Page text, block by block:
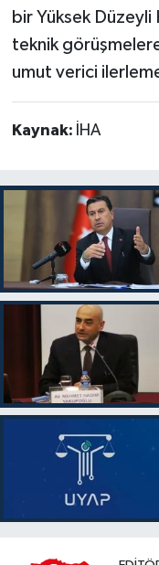
bir Yüksek Düzeyli
teknik
umut verici
Kaynak: İHA